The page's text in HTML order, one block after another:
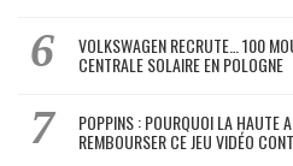
VOLKSWAGEN RECRUTE… 100
CENTRALE SOLAIRE EN POLOGNE
POPPINS : POURQUOI LA HAUTE
REMBOURSER CE JEU VIDÉO